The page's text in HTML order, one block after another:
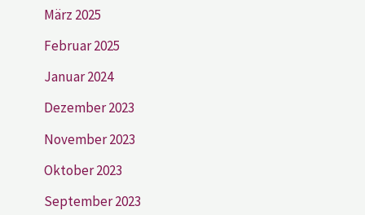
März 2025
Februar 2025
Januar 2024
Dezember 2023
November 2023
Oktober 2023
September 2023